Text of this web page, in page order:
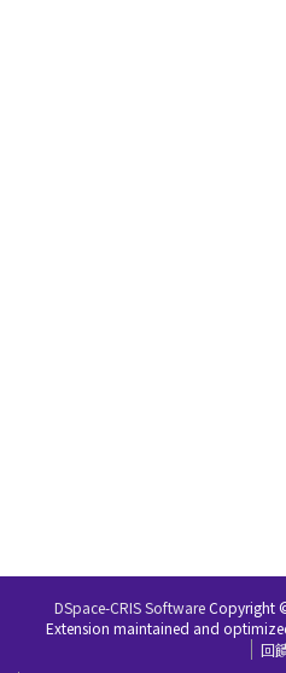
DSpace-CRIS SoftwareCopyright
Extension maintained and
回